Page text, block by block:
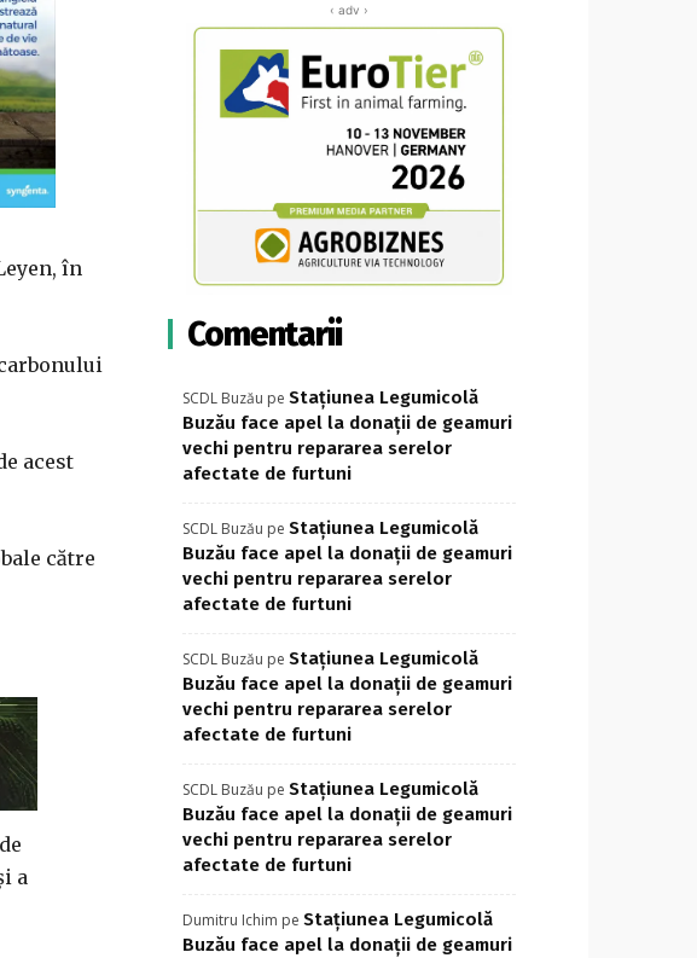
în
acest
către
a
‹ adv ›
Comentarii
SCDL Buzău pe Stațiunea Legumicolă
Buzău face apel la donații de geamuri
vechi pentru repararea serelor
afectate de furtuni
SCDL Buzău pe Stațiunea Legumicolă
Buzău face apel la donații de geamuri
vechi pentru repararea serelor
afectate de furtuni
SCDL Buzău pe Stațiunea Legumicolă
Buzău face apel la donații de geamuri
vechi pentru repararea serelor
afectate de furtuni
SCDL Buzău pe Stațiunea Legumicolă
Buzău face apel la donații de geamuri
vechi pentru repararea serelor
afectate de furtuni
Dumitru Ichim pe Stațiunea Legumicolă
Buzău face apel la donații de geamuri